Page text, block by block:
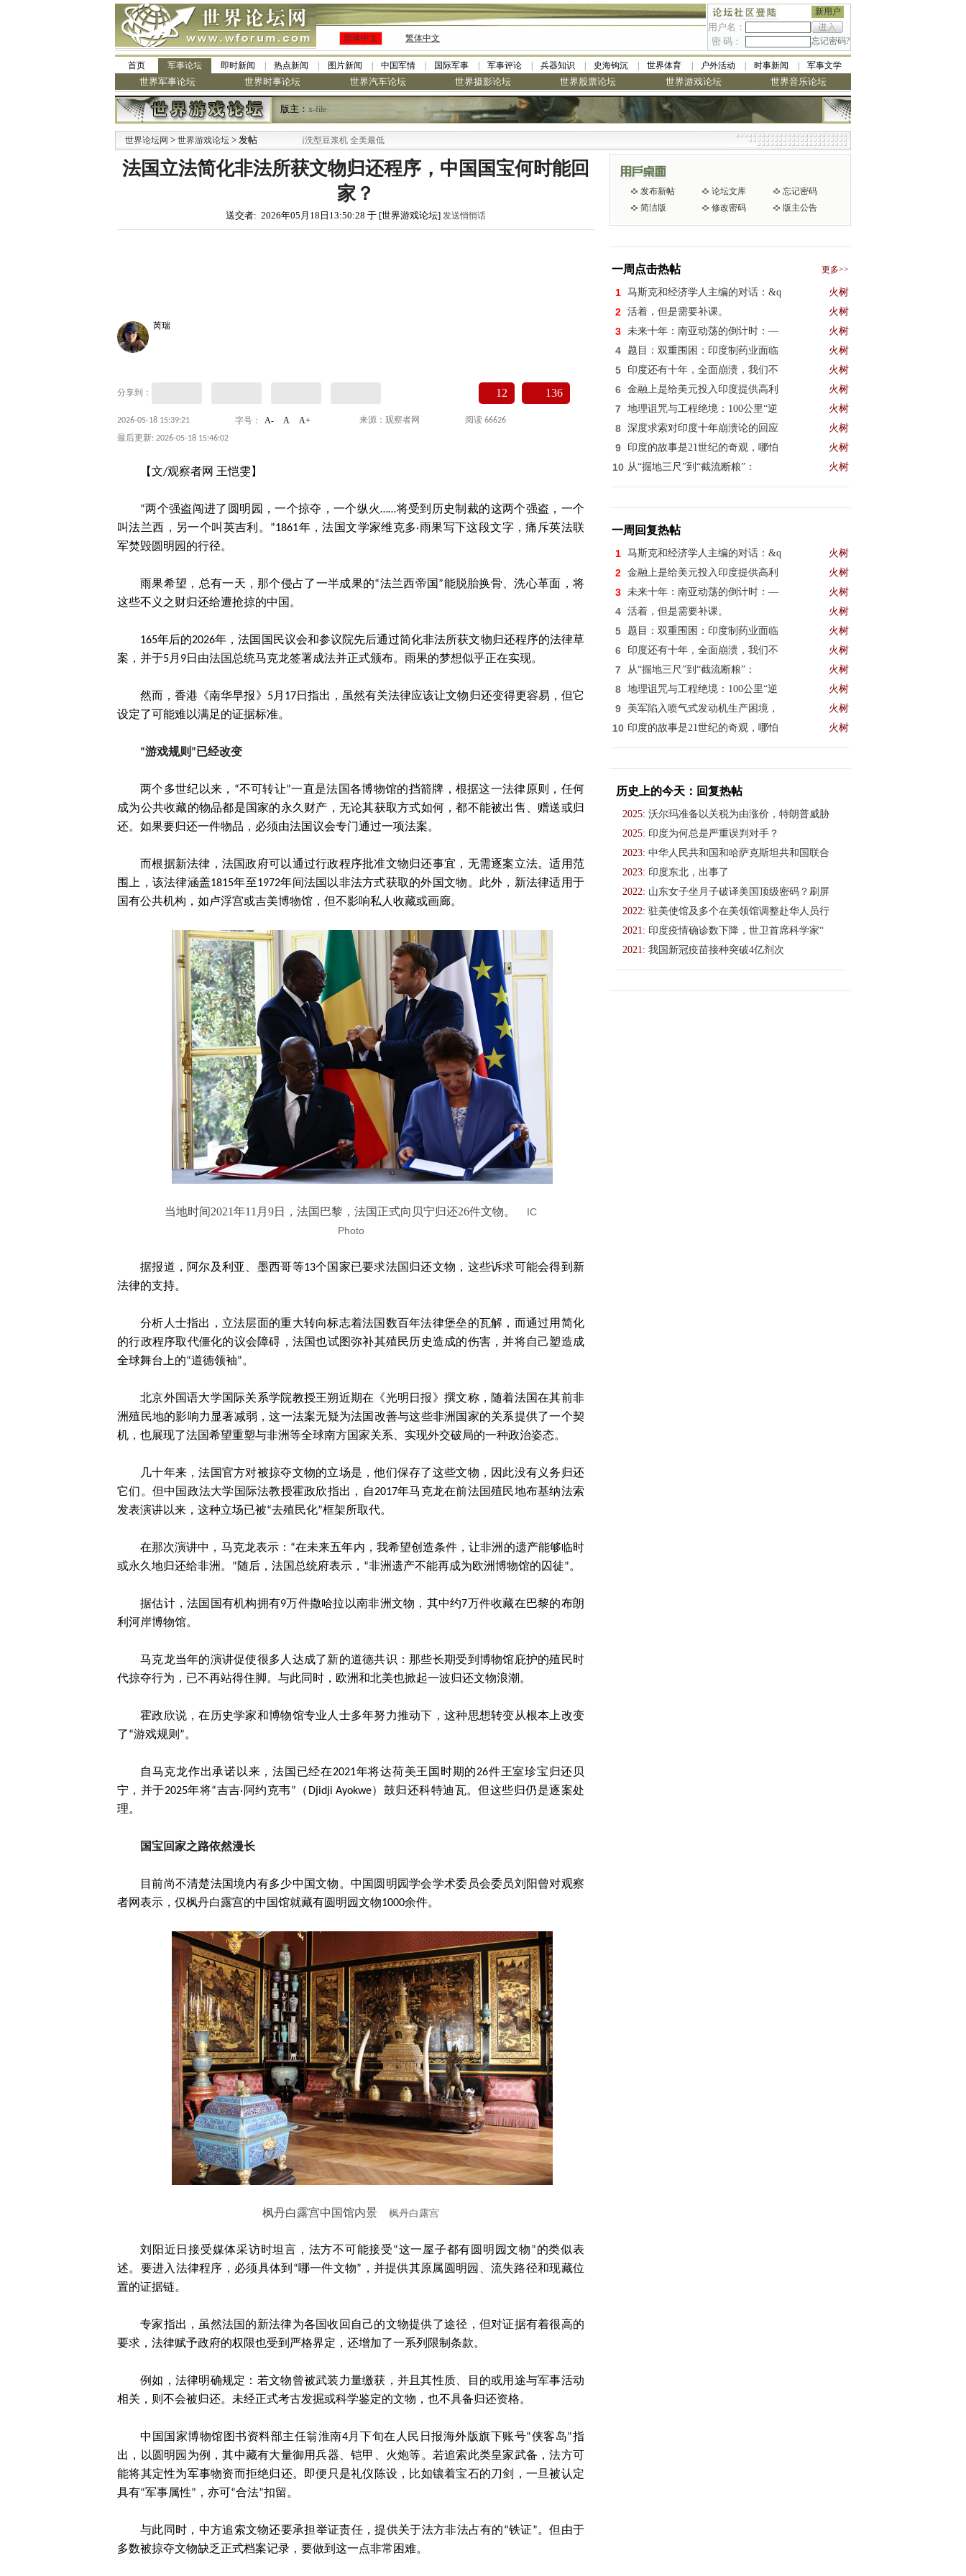
新用户
用户名：
密 码：
忘记密码?
简体中文 繁体中文
首页 军事论坛 即时新闻 热点新闻 图片新闻 中国军情 国际军事 军事评论 兵器知识 史海钩沉 世界体育 户外活动 时事新闻 军事文学
世界军事论坛 世界时事论坛 世界汽车论坛 世界摄影论坛 世界股票论坛 世界游戏论坛 世界音乐论坛
版主： x-file
世界论坛网 > 世界游戏论坛 > 发帖
·九阳全新免清洗型豆浆机 全美最低
法国立法简化非法所获文物归还程序，中国国宝何时能回
家？
送交者: 2026年05月18日13:50:28 于 [世界游戏论坛] 发送悄悄话
芮瑞
分享到： 12 136
2026-05-18 15:39:21 字号： A- A A+ 来源：观察者网 阅读 66626
最后更新: 2026-05-18 15:46:02
【文/观察者网 王恺雯】
“两个强盗闯进了圆明园，一个掠夺，一个纵火……将受到历史制裁的这两个强盗，一个
叫法兰西，另一个叫英吉利。”1861年，法国文学家维克多·雨果写下这段文字，痛斥英法联
军焚毁圆明园的行径。
雨果希望，总有一天，那个侵占了一半成果的“法兰西帝国”能脱胎换骨、洗心革面，将
这些不义之财归还给遭抢掠的中国。
165年后的2026年，法国国民议会和参议院先后通过简化非法所获文物归还程序的法律草
案，并于5月9日由法国总统马克龙签署成法并正式颁布。雨果的梦想似乎正在实现。
然而，香港《南华早报》5月17日指出，虽然有关法律应该让文物归还变得更容易，但它
设定了可能难以满足的证据标准。
“游戏规则”已经改变
两个多世纪以来，“不可转让”一直是法国各博物馆的挡箭牌，根据这一法律原则，任何
成为公共收藏的物品都是国家的永久财产，无论其获取方式如何，都不能被出售、赠送或归
还。如果要归还一件物品，必须由法国议会专门通过一项法案。
而根据新法律，法国政府可以通过行政程序批准文物归还事宜，无需逐案立法。适用范
围上，该法律涵盖1815年至1972年间法国以非法方式获取的外国文物。此外，新法律适用于
国有公共机构，如卢浮宫或吉美博物馆，但不影响私人收藏或画廊。
当地时间2021年11月9日，法国巴黎，法国正式向贝宁归还26件文物。
IC
Photo
据报道，阿尔及利亚、墨西哥等13个国家已要求法国归还文物，这些诉求可能会得到新
法律的支持。
分析人士指出，立法层面的重大转向标志着法国数百年法律堡垒的瓦解，而通过用简化
的行政程序取代僵化的议会障碍，法国也试图弥补其殖民历史造成的伤害，并将自己塑造成
全球舞台上的“道德领袖”。
北京外国语大学国际关系学院教授王朔近期在《光明日报》撰文称，随着法国在其前非
洲殖民地的影响力显著减弱，这一法案无疑为法国改善与这些非洲国家的关系提供了一个契
机，也展现了法国希望重塑与非洲等全球南方国家关系、实现外交破局的一种政治姿态。
几十年来，法国官方对被掠夺文物的立场是，他们保存了这些文物，因此没有义务归还
它们。但中国政法大学国际法教授霍政欣指出，自2017年马克龙在前法国殖民地布基纳法索
发表演讲以来，这种立场已被“去殖民化”框架所取代。
在那次演讲中，马克龙表示：“在未来五年内，我希望创造条件，让非洲的遗产能够临时
或永久地归还给非洲。”随后，法国总统府表示，“非洲遗产不能再成为欧洲博物馆的囚徒”。
据估计，法国国有机构拥有9万件撒哈拉以南非洲文物，其中约7万件收藏在巴黎的布朗
利河岸博物馆。
马克龙当年的演讲促使很多人达成了新的道德共识：那些长期受到博物馆庇护的殖民时
代掠夺行为，已不再站得住脚。与此同时，欧洲和北美也掀起一波归还文物浪潮。
霍政欣说，在历史学家和博物馆专业人士多年努力推动下，这种思想转变从根本上改变
了“游戏规则”。
自马克龙作出承诺以来，法国已经在2021年将达荷美王国时期的26件王室珍宝归还贝
宁，并于2025年将“吉吉·阿约克韦”（Djidji Ayokwe）鼓归还科特迪瓦。但这些归仍是逐案处
理。
国宝回家之路依然漫长
目前尚不清楚法国境内有多少中国文物。中国圆明园学会学术委员会委员刘阳曾对观察
者网表示，仅枫丹白露宫的中国馆就藏有圆明园文物1000余件。
枫丹白露宫中国馆内景 枫丹白露宫
刘阳近日接受媒体采访时坦言，法方不可能接受“这一屋子都有圆明园文物”的类似表
述。要进入法律程序，必须具体到“哪一件文物”，并提供其原属圆明园、流失路径和现藏位
置的证据链。
专家指出，虽然法国的新法律为各国收回自己的文物提供了途径，但对证据有着很高的
要求，法律赋予政府的权限也受到严格界定，还增加了一系列限制条款。
例如，法律明确规定：若文物曾被武装力量缴获，并且其性质、目的或用途与军事活动
相关，则不会被归还。未经正式考古发掘或科学鉴定的文物，也不具备归还资格。
中国国家博物馆图书资料部主任翁淮南4月下旬在人民日报海外版旗下账号“侠客岛”指
出，以圆明园为例，其中藏有大量御用兵器、铠甲、火炮等。若追索此类皇家武备，法方可
能将其定性为军事物资而拒绝归还。即便只是礼仪陈设，比如镶着宝石的刀剑，一旦被认定
具有“军事属性”，亦可“合法”扣留。
与此同时，中方追索文物还要承担举证责任，提供关于法方非法占有的“铁证”。但由于
多数被掠夺文物缺乏正式档案记录，要做到这一点非常困难。
发布新帖 论坛文库
忘记密码
简洁版
修改密码 版主公告
一周点击热帖 更多>>
1 马斯克和经济学人主编的对话：&q 火树
2 活着，但是需要补课。 火树
3 未来十年：南亚动荡的倒计时：— 火树
4 题目：双重围困：印度制药业面临 火树
5 印度还有十年，全面崩溃，我们不 火树
6 金融上是给美元投入印度提供高利 火树
7 地理诅咒与工程绝境：100公里“逆 火树
8 深度求索对印度十年崩溃论的回应 火树
9 印度的故事是21世纪的奇观，哪怕 火树
10 从“掘地三尺”到“截流断粮”： 火树
一周回复热帖
1 马斯克和经济学人主编的对话：&q 火树
2 金融上是给美元投入印度提供高利 火树
3 未来十年：南亚动荡的倒计时：— 火树
4 活着，但是需要补课。 火树
5 题目：双重围困：印度制药业面临 火树
6 印度还有十年，全面崩溃，我们不 火树
7 从“掘地三尺”到“截流断粮”： 火树
8 地理诅咒与工程绝境：100公里“逆 火树
9 美军陷入喷气式发动机生产困境， 火树
10 印度的故事是21世纪的奇观，哪怕 火树
历史上的今天：回复热帖
2025: 沃尔玛准备以关税为由涨价，特朗普威胁
2025: 印度为何总是严重误判对手？
2023: 中华人民共和国和哈萨克斯坦共和国联合
2023: 印度东北，出事了
2022: 山东女子坐月子破译美国顶级密码？刷屏
2022: 驻美使馆及多个在美领馆调整赴华人员行
2021: 印度疫情确诊数下降，世卫首席科学家“
2021: 我国新冠疫苗接种突破4亿剂次